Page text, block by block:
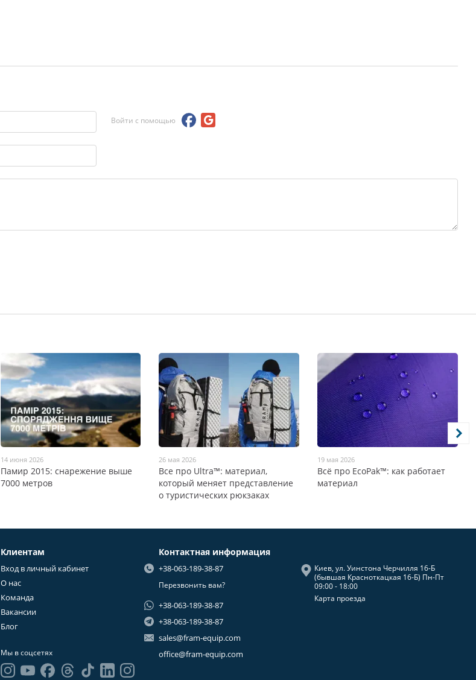
Войти с помощью
14 июня 2026
Памир 2015: снарежение выше
7000 метров
26 мая 2026
Все про Ultra™: материал,
который меняет представление
о туристических рюкзаках
19 мая 2026
Всё про EcoPak™: как работает
материал
Клиентам
Вход в личный кабинет
О нас
Команда
Вакансии
Блог
Мы в соцсетях
Контактная информация
+38-063-189-38-87
Перезвонить вам?
+38-063-189-38-87
+38-063-189-38-87
sales@fram-equip.com
office@fram-equip.com
Киев, ул. Уинстона Черчилля 16-Б
(бывшая Красноткацкая 16-Б) Пн-Пт
09:00 - 18:00
Карта проезда